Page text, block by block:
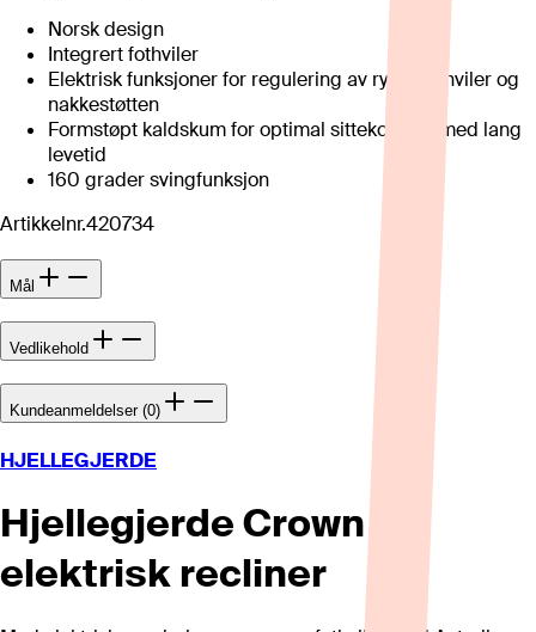
Norsk design
Integrert fothviler
Elektrisk funksjoner for regulering av rygg, fothviler og
nakkestøtten
Formstøpt kaldskum for optimal sittekomfort med lang
levetid
160 grader svingfunksjon
Artikkelnr.420734
Mål
Vedlikehold
Kundeanmeldelser (0)
HJELLEGJERDE
Hjellegjerde Crown
elektrisk recliner